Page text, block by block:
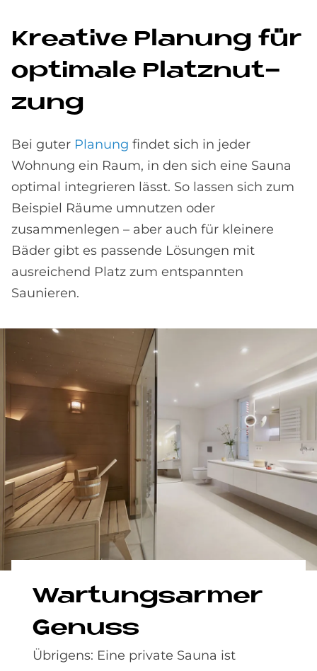
Krea­ti­ve Pla­nung für
op­ti­ma­le Platz­nut­
zung
Bei guter Planung findet sich in jeder
Wohnung ein Raum, in den sich eine Sauna
optimal integrieren lässt. So lassen sich zum
Beispiel Räume umnutzen oder
zusammenlegen – aber auch für kleinere
Bäder gibt es passende Lösungen mit
ausreichend Platz zum entspannten
Saunieren.
War­tungs­ar­mer
Ge­nuss
Übrigens: Eine private Sauna ist